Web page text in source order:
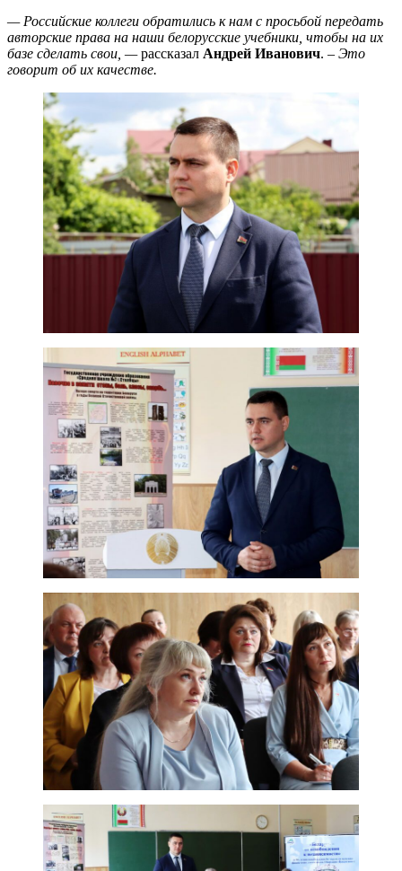
— Российские коллеги обратились к нам с просьбой передать
авторские права на наши белорусские учебники, чтобы на их
базе сделать свои, —рассказал Андрей Иванович. – Это
говорит об их качестве.